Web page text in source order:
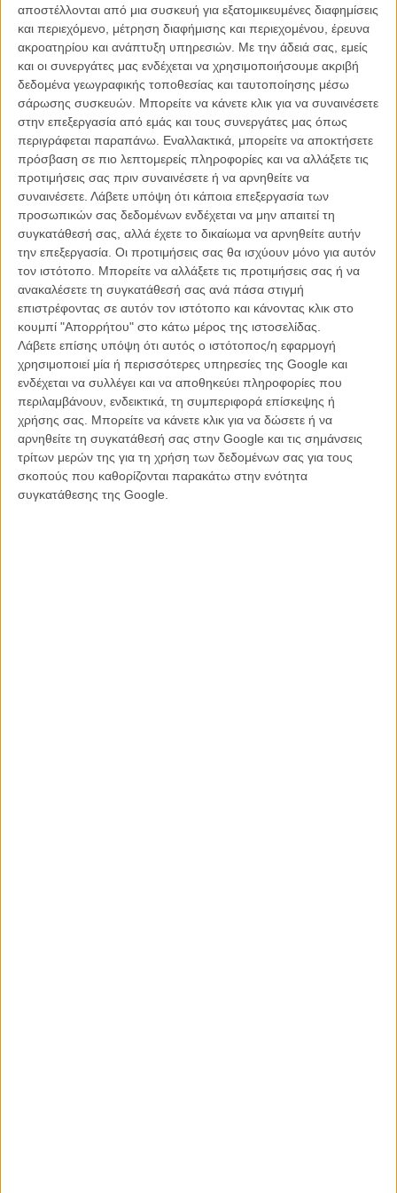
αποστέλλονται από μια συσκευή για εξατομικευμένες διαφημίσεις
και περιεχόμενο, μέτρηση διαφήμισης και περιεχομένου, έρευνα
ακροατηρίου και ανάπτυξη υπηρεσιών. Με την άδειά σας, εμείς
και οι συνεργάτες μας ενδέχεται να χρησιμοποιήσουμε ακριβή
δεδομένα γεωγραφικής τοποθεσίας και ταυτοποίησης μέσω
σάρωσης συσκευών. Μπορείτε να κάνετε κλικ για να συναινέσετε
στην επεξεργασία από εμάς και τους συνεργάτες μας όπως
περιγράφεται παραπάνω. Εναλλακτικά, μπορείτε να αποκτήσετε
πρόσβαση σε πιο λεπτομερείς πληροφορίες και να αλλάξετε τις
προτιμήσεις σας πριν συναινέσετε ή να αρνηθείτε να
συναινέσετε. Λάβετε υπόψη ότι κάποια επεξεργασία των
προσωπικών σας δεδομένων ενδέχεται να μην απαιτεί τη
συγκατάθεσή σας, αλλά έχετε το δικαίωμα να αρνηθείτε αυτήν
την επεξεργασία. Οι προτιμήσεις σας θα ισχύουν μόνο για αυτόν
τον ιστότοπο. Μπορείτε να αλλάξετε τις προτιμήσεις σας ή να
ανακαλέσετε τη συγκατάθεσή σας ανά πάσα στιγμή
επιστρέφοντας σε αυτόν τον ιστότοπο και κάνοντας κλικ στο
κουμπί "Απορρήτου" στο κάτω μέρος της ιστοσελίδας.
Λάβετε επίσης υπόψη ότι αυτός ο ιστότοπος/η εφαρμογή
χρησιμοποιεί μία ή περισσότερες υπηρεσίες της Google και
ενδέχεται να συλλέγει και να αποθηκεύει πληροφορίες που
περιλαμβάνουν, ενδεικτικά, τη συμπεριφορά επίσκεψης ή
χρήσης σας. Μπορείτε να κάνετε κλικ για να δώσετε ή να
αρνηθείτε τη συγκατάθεσή σας στην Google και τις σημάνσεις
τρίτων μερών της για τη χρήση των δεδομένων σας για τους
σκοπούς που καθορίζονται παρακάτω στην ενότητα
συγκατάθεσης της Google.
το 2016. Αλλά για σταθείτε, το στούντιο έχει στα σκαριά την πιο
μεγάλη, την πιο ηρωική, την πιο γεμάτη τεστοστερόνη και άγρια
γκάζια live action μεταφορά κλασικής ταινίας κινουμένων σχεδίων
που έγινε ποτέ: το «Bambi το Ελαφάκι», με furious ελαφάκι τον
Ντουέιν – The Rock – Τζόνσον!
Διαβάστε ακόμη: To tearjerker της χρονιάς θα είναι το...
«Furious 7»!
Ο The Rock και το Saturday Night Live έφτιαξαν το δικό τους
τρέιλερ για το νέο «Bambie», με τον Ντουέιν Τζόνσον να υποδύεται
τον ευέλικτο Μπάμπι με τα τρυφερά μάτια που θέλει, πια, να πάρει
εκδίκηση για το θάνατο της μαμάς του. Και θα το κάνει, παρέα με
(κάτι σαν) τον Βιν Ντίζελ και (κάτι σαν) τη Μισέλ Ροντρίγκες, με
σκηνοθέτη περίπου τον Τζέιμς Γουαν, με εκρήξεις, καταδιώξεις και
λάστιχα που τρίζουν, με hit single του (σχεδόν) Ludacris το «Wham
Bam Bambi» και, α, μια ωραία πεταλούδα! Δείτε παρακάτω το
απολαυστικό σκετσάκι του SNL που καταφέρνει ν’ απογειώσει και το
«Bambi» και το «Furious 7» που περιμένουμε στις αίθουσες αυτήν
την εβδομάδακαι, ειλικρινά, την κωμική διάνοια του Ντουέιν
Τζόνσον που δεν είναι όλο μύες (αλλά έχει πολλούς κι απ’ αυτούς).
Διαβάστε ακόμη:
To tearjerker της χρονιάς θα είναι το... «Furious 7»!
«Ενα φανταστικό αντίο στον Πολ Γουόκερ»: Οσα είπαν οι πρώτοι
θεατές του «Furious 7»